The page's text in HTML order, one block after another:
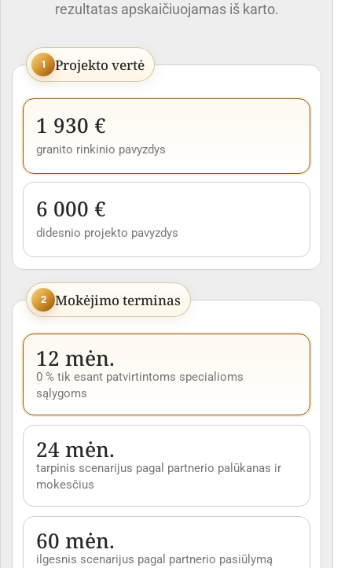
rezultatas apskaičiuojamas iš karto.
1 Projekto vertė
1 930 €
granito rinkinio pavyzdys
6 000 €
didesnio projekto pavyzdys
2 Mokėjimo terminas
12 mėn.
0 % tik esant patvirtintoms specialioms
sąlygoms
24 mėn.
tarpinis scenarijus pagal partnerio palūkanas ir
mokesčius
60 mėn.
ilgesnis scenarijus pagal partnerio pasiūlymą